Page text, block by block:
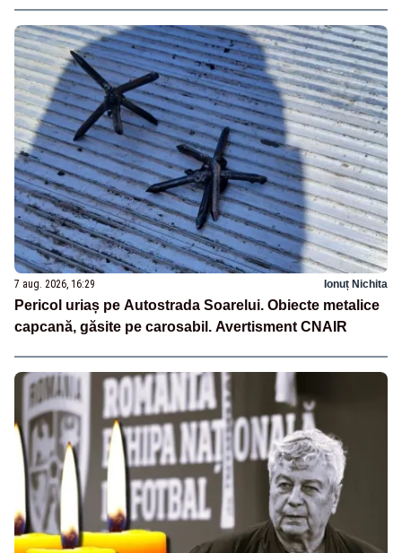
7 aug. 2026, 16:29 Ionuț Nichita
Pericol uriaș pe Autostrada Soarelui. Obiecte metalice
capcană, găsite pe carosabil. Avertisment CNAIR